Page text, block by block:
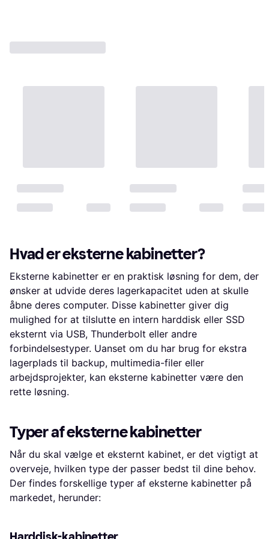
Hvad er eksterne kabinetter?
Eksterne kabinetter er en praktisk løsning for dem, der
ønsker at udvide deres lagerkapacitet uden at skulle
åbne deres computer. Disse kabinetter giver dig
mulighed for at tilslutte en intern harddisk eller SSD
eksternt via USB, Thunderbolt eller andre
forbindelsestyper. Uanset om du har brug for ekstra
lagerplads til backup, multimedia-filer eller
arbejdsprojekter, kan eksterne kabinetter være den
rette løsning.
Typer af eksterne kabinetter
Når du skal vælge et eksternt kabinet, er det vigtigt at
overveje, hvilken type der passer bedst til dine behov.
Der findes forskellige typer af eksterne kabinetter på
markedet, herunder: